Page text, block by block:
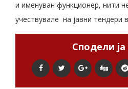
и именуван функционер, нити
учествувале на јавни тендери
Сподели ја